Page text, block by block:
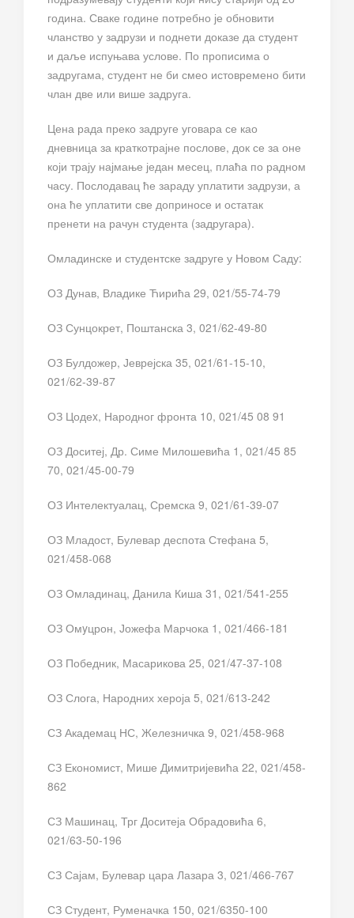
година. Сваке године потребно је обновити
чланство у задрузи и поднети доказе да студент
и даље испуњава услове. По прописима о
задругама, студент не би смео истовремено бити
члан две или више задруга.
Цена рада преко задруге уговара се као
дневница за краткотрајне послове, док се за оне
који трају најмање један месец, плаћа по радном
часу. Послодавац ће зараду уплатити задрузи, а
она ће уплатити све доприносе и остатак
пренети на рачун студента (задругара).
Омладинске и студентске задруге у Новом Саду:
ОЗ Дунав, Владике Ћирића 29, 021/55-74-79
ОЗ Сунцокрет, Поштанска 3, 021/62-49-80
ОЗ Булдожер, Јеврејска 35, 021/61-15-10,
021/62-39-87
ОЗ Цодеx, Народног фронта 10, 021/45 08 91
ОЗ Доситеј, Др. Симе Милошевића 1, 021/45 85
70, 021/45-00-79
ОЗ Интелектуалац, Сремска 9, 021/61-39-07
ОЗ Младост, Булевар деспота Стефана 5,
021/458-068
ОЗ Омладинац, Данила Киша 31, 021/541-255
ОЗ Омyцрон, Јожефа Марчока 1, 021/466-181
ОЗ Победник, Масарикова 25, 021/47-37-108
ОЗ Слога, Народних хероја 5, 021/613-242
СЗ Академац НС, Железничка 9, 021/458-968
СЗ Економист, Мише Димитријевића 22, 021/458-
862
СЗ Машинац, Трг Доситеја Обрадовића 6,
021/63-50-196
СЗ Сајам, Булевар цара Лазара 3, 021/466-767
СЗ Студент, Руменачка 150, 021/6350-100